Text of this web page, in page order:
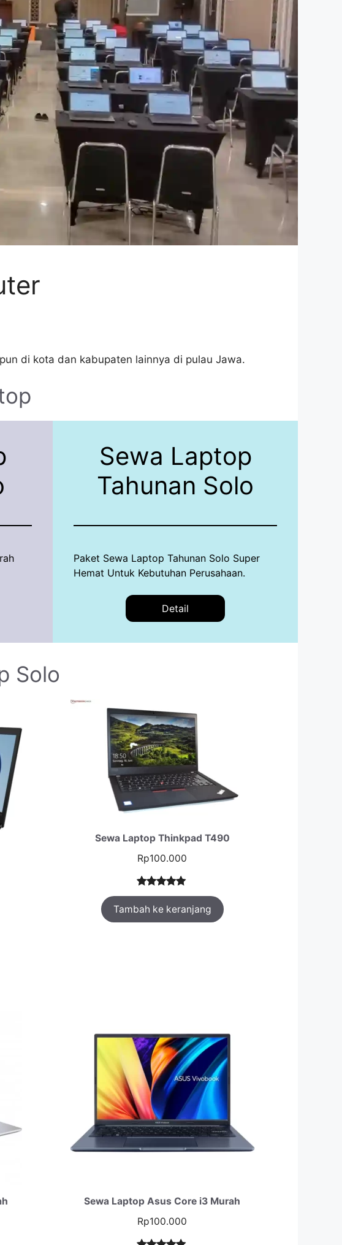
di kota dan kabupaten lainnya di pulau Jawa.
Sewa Laptop
Tahunan Solo
Paket Sewa Laptop Tahunan Solo Super
Hemat Untuk Kebutuhan Perusahaan.
Detail
Solo
Sewa Laptop Thinkpad T490
Rp100.000
Peringkat
5.00dari 5
berdasarka
1
Tambah ke keranjang
Sewa Laptop Asus Core i3 Murah
Rp100.000